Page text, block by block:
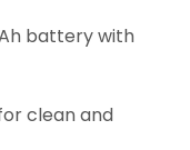
battery with
clean and